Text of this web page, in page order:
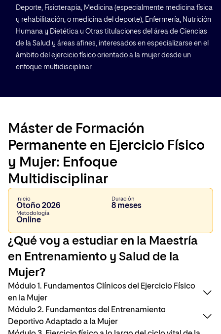
Deporte, Fisioterapia, Medicina (especialmente medicina física
y rehabilitación, o medicina del deporte), Enfermería, Nutrición
Humana y Dietética u Otras titulaciones del área de Ciencias
de la Salud y áreas afines, interesados en especializarse en el
ámbito del ejercicio físico orientado a la mujer desde un
enfoque multidisciplinar.
Máster de Formación
Permanente en Ejercicio Físico
y Mujer: Enfoque
Multidisciplinar
Inicio
Otoño 2026
Duración
8 meses
Metodología
Online
¿Qué voy a estudiar en la Maestría
en Entrenamiento y Salud de la
Mujer?
Módulo 1. Fundamentos Clínicos del Ejercicio Físico
en la Mujer
Tema 1: Bases fisiológicas y anatómicas del cuerpo
Módulo 2. Fundamentos del Entrenamiento
Deportivo Adaptado a la Mujer